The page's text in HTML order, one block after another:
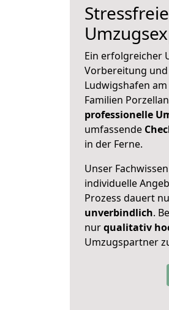
Ein erfolgreicher
Vorbereitung
Ludwigshafen
Familien
professionelle
umfassende
in der Ferne.
Unser
individuelle
Prozess dauert
unverbindlich.
nurqualitativ
Umzugspartner